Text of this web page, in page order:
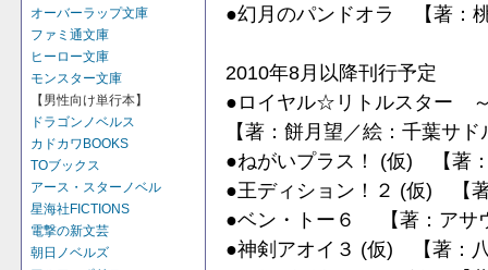
オーバーラップ文庫
ファミ通文庫
ヒーロー文庫
モンスター文庫
【男性向け単行本】
ドラゴンノベルス
カドカワBOOKS
TOブックス
アース・スターノベル
星海社FICTIONS
電撃の新文芸
朝日ノベルズ
●幻月のパンドオラ 【著：
2010年8月以降刊行予定
●ロイヤル☆リトルスター
【著：餅月望／絵：千葉サド
●ねがいプラス！ (仮) 【著
●王ディション！２ (仮) 【
●ベン・トー６ 【著：アサ
●神剣アオイ３ (仮) 【著：